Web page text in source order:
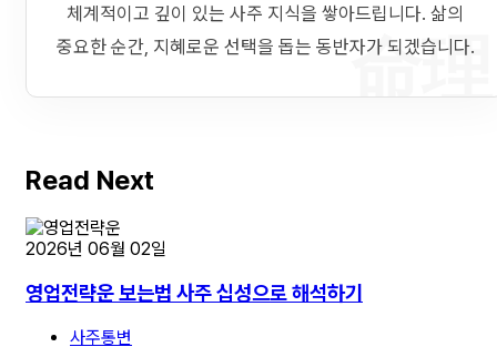
命理
체계적이고 깊이 있는 사주 지식을 쌓아드립니다. 삶의
중요한 순간, 지혜로운 선택을 돕는 동반자가 되겠습니다.
Read Next
2026년 06월 02일
영업전략운 보는법 사주 십성으로 해석하기
사주통변